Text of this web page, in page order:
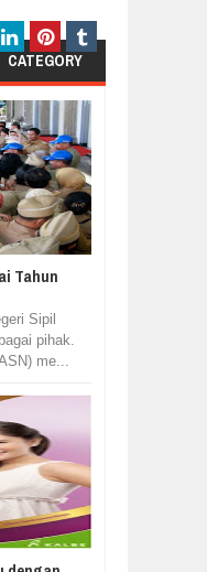
CATEGORY
Tahun
Sipil
pihak.
me...